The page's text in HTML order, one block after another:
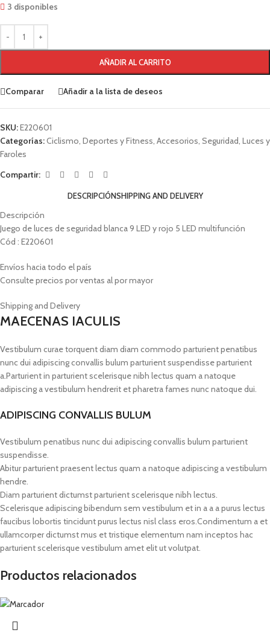
3 disponibles
AÑADIR AL CARRITO
Comparar Añadir a la lista de deseos
SKU:E220601
Categorías:Ciclismo Deportes y Fitness Accesorios Seguridad Luces y
Faroles
Compartir:
DESCRIPCIÓNSHIPPING AND DELIVERY
Descripción
Juego de luces de seguridad blanca 9 LED y rojo 5 LED multifunción
Cód : E220601
Envíos hacia todo el país
Consulte precios por ventas al por mayor
Shipping and Delivery
MAECENAS IACULIS
Vestibulum curae torquent diam diam commodo parturient penatibus
nunc dui adipiscing convallis bulum parturient suspendisse parturient
a.Parturient in parturient scelerisque nibh lectus quam a natoque
adipiscing a vestibulum hendrerit et pharetra fames nunc natoque dui.
ADIPISCING CONVALLIS BULUM
Vestibulum penatibus nunc dui adipiscing convallis bulum parturient
suspendisse.
Abitur parturient praesent lectus quam a natoque adipiscing a vestibulum
hendre.
Diam parturient dictumst parturient scelerisque nibh lectus.
Scelerisque adipiscing bibendum sem vestibulum et in a a a purus lectus
faucibus lobortis tincidunt purus lectus nisl class eros.Condimentum a et
ullamcorper dictumst mus et tristique elementum nam inceptos hac
parturient scelerisque vestibulum amet elit ut volutpat.
Productos relacionados